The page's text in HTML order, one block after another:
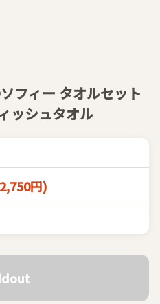
フィー タオルセット
ッシュタオル
円)